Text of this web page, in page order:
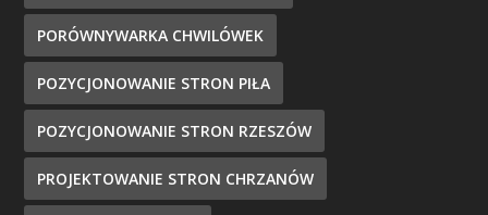
PORÓWNYWARKA CHWILÓWEK
POZYCJONOWANIE STRON PIŁA
POZYCJONOWANIE STRON RZESZÓW
PROJEKTOWANIE STRON CHRZANÓW